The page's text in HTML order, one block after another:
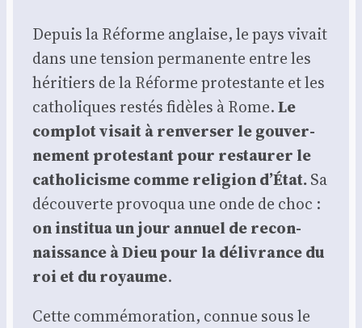
Depuis la Réforme anglaise, le pays vivait
dans une ten­sion per­ma­nente entre les
héri­tiers de la Réforme pro­tes­tante et les
catho­liques res­tés fidèles à Rome.Le
com­plot visait à ren­ver­ser le gou­ver­
ne­ment pro­tes­tant pour res­tau­rer le
catho­li­cisme comme reli­gion d’État.Sa
décou­verte pro­vo­qua une onde de choc :
on ins­ti­tua un jour annuel de recon­
nais­sance à Dieu pour la déli­vrance du
roi et du royaume.
Cette com­mé­mo­ra­tion, connue sous le